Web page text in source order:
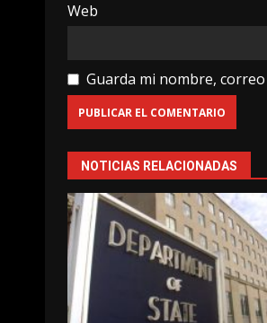
Web
Guarda mi nombre,
NOTICIAS RELACIONADAS